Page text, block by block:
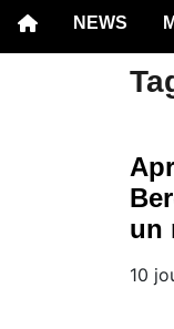
NEWS
un
10